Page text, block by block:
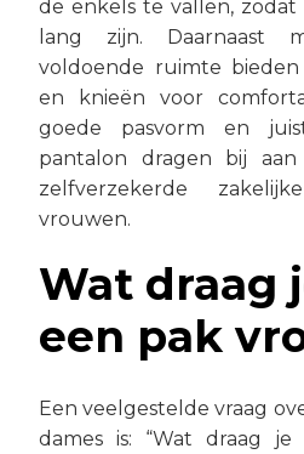
de enkels te vallen,
lang zijn. Daarnaast
voldoende ruimte
en knieën voor
goede pasvorm en
pantalon dragen bij
zelfverzekerde
vrouwen.
Wat draag
een pak
Een veelgestelde vraag
dames is: “Wat draag